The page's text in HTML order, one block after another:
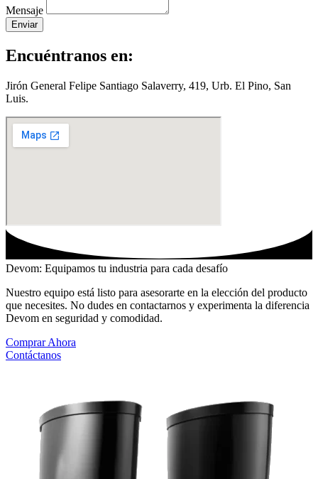
Mensaje
Enviar
Encuéntranos en:
Jirón General Felipe Santiago Salaverry, 419, Urb. El Pino, San
Luis.
Devom: Equipamos tu industria para cada desafío
Nuestro equipo está listo para asesorarte en la elección del producto
que necesites. No dudes en contactarnos y experimenta la diferencia
Devom en seguridad y comodidad.
Comprar Ahora
Contáctanos